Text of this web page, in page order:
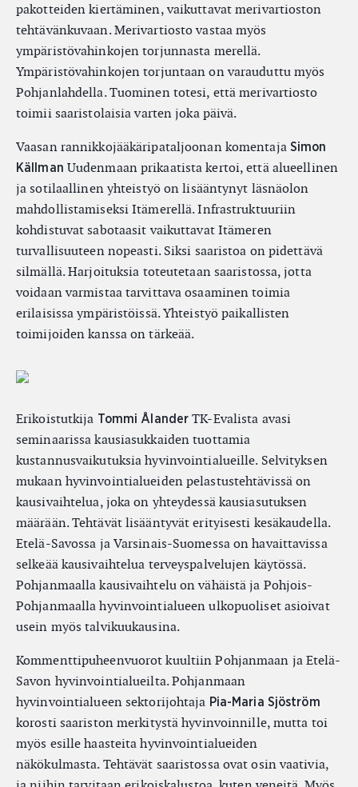
pakotteiden kiertäminen, vaikuttavat merivartioston
tehtävänkuvaan. Merivartiosto vastaa myös
ympäristövahinkojen torjunnasta merellä.
Ympäristövahinkojen torjuntaan on varauduttu myös
Pohjanlahdella. Tuominen totesi, että merivartiosto
toimii saaristolaisia varten joka päivä.
Vaasan rannikkojääkäripataljoonan komentaja Simon
Källman Uudenmaan prikaatista kertoi, että alueellinen
ja sotilaallinen yhteistyö on lisääntynyt läsnäolon
mahdollistamiseksi Itämerellä. Infrastruktuuriin
kohdistuvat sabotaasit vaikuttavat Itämeren
turvallisuuteen nopeasti. Siksi saaristoa on pidettävä
silmällä. Harjoituksia toteutetaan saaristossa, jotta
voidaan varmistaa tarvittava osaaminen toimia
erilaisissa ympäristöissä. Yhteistyö paikallisten
toimijoiden kanssa on tärkeää.
Erikoistutkija Tommi Ålander TK-Evalista avasi
seminaarissa kausiasukkaiden tuottamia
kustannusvaikutuksia hyvinvointialueille. Selvityksen
mukaan hyvinvointialueiden pelastustehtävissä on
kausivaihtelua, joka on yhteydessä kausiasutuksen
määrään. Tehtävät lisääntyvät erityisesti kesäkaudella.
Etelä-Savossa ja Varsinais-Suomessa on havaittavissa
selkeää kausivaihtelua terveyspalvelujen käytössä.
Pohjanmaalla kausivaihtelu on vähäistä ja Pohjois-
Pohjanmaalla hyvinvointialueen ulkopuoliset asioivat
usein myös talvikuukausina.
Kommenttipuheenvuorot kuultiin Pohjanmaan ja Etelä-
Savon hyvinvointialueilta. Pohjanmaan
hyvinvointialueen sektorijohtaja Pia-Maria Sjöström
korosti saariston merkitystä hyvinvoinnille, mutta toi
myös esille haasteita hyvinvointialueiden
näkökulmasta. Tehtävät saaristossa ovat osin vaativia,